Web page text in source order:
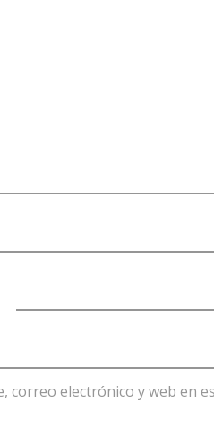
correo electrónico y web en